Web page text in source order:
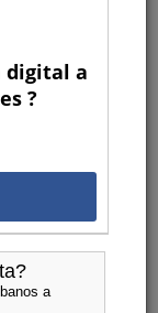
digital a
?
a